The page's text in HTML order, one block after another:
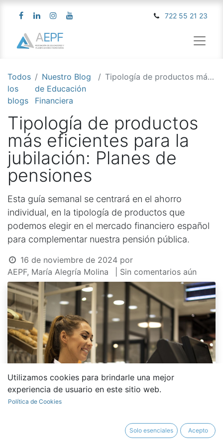
722 55 21 23
Todos
los
blogs
Nuestro Blog
de Educación
Financiera
Tipología de productos más eficientes para la jubilación: Planes de pensiones
Tipología de productos
más eficientes para la
jubilación: Planes de
pensiones
Esta guía semanal se centrará en el ahorro
individual, en la tipología de productos que
podemos elegir en el mercado financiero español
para complementar nuestra pensión pública.
16 de noviembre de 2024 por
AEPF, María Alegría Molina
| Sin comentarios aún
Utilizamos cookies para brindarle una mejor
experiencia de usuario en este sitio web.
Política de Cookies
Solo esenciales Acepto